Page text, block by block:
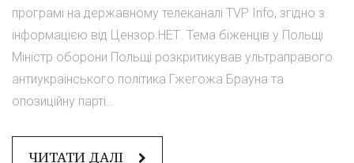
програмі на державному телеканалі TVP Info, згідно з
інформацією від Цензор.НЕТ. Тема біженців у Польщі
Міністр оборони Польщі розкритикував ультраправого
антиукраїнського політика Гжегожа Брауна та
опозиційну парті...
ЧИТАТИ ДАЛІ